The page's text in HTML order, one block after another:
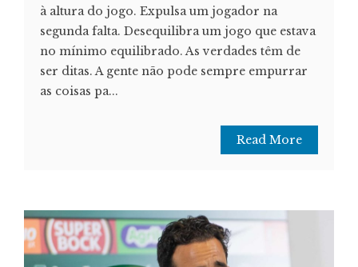
à altura do jogo. Expulsa um jogador na
segunda falta. Desequilibra um jogo que estava
no mínimo equilibrado. As verdades têm de
ser ditas. A gente não pode sempre empurrar
as coisas pa...
Read More